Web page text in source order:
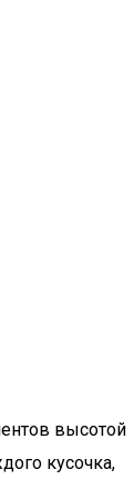
высотой
кусочка,